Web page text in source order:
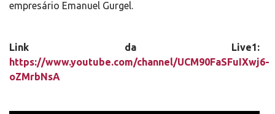
empresário Emanuel Gurgel.
Link da Live1:
https://www.youtube.com/channel/UCM90FaSFuIXwj6-
oZMrbNsA